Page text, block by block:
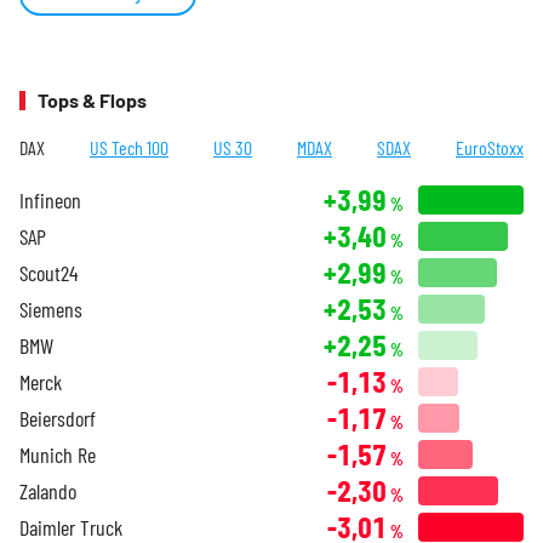
Tops & Flops
DAX US Tech 100 US 30 MDAX SDAX EuroStoxx
Infineon +3,99 %
SAP +3,40 %
Scout24 +2,99 %
Siemens +2,53 %
BMW +2,25 %
Merck -1,13 %
Beiersdorf -1,17 %
Munich Re -1,57 %
Zalando -2,30 %
Daimler Truck -3,01 %